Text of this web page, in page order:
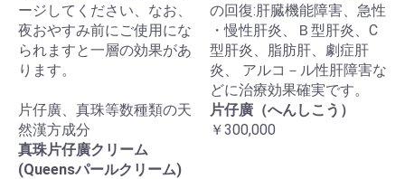
ージしてください、なお、
夜おやすみ前にご使用にな
られますと一層の効果があ
ります。
片仔廣、真珠等数種類の天
然漢方成分
真珠片仔廣クリーム
(Queensパールクリーム)
の回復:肝臓機能障害、急性
・慢性肝炎、Ｂ型肝炎、C
型肝炎、脂肪肝、劇症肝
炎、 アルコ－ル性肝障害な
どに治療効果確実です。
片仔廣（へんしこう）
￥300,000